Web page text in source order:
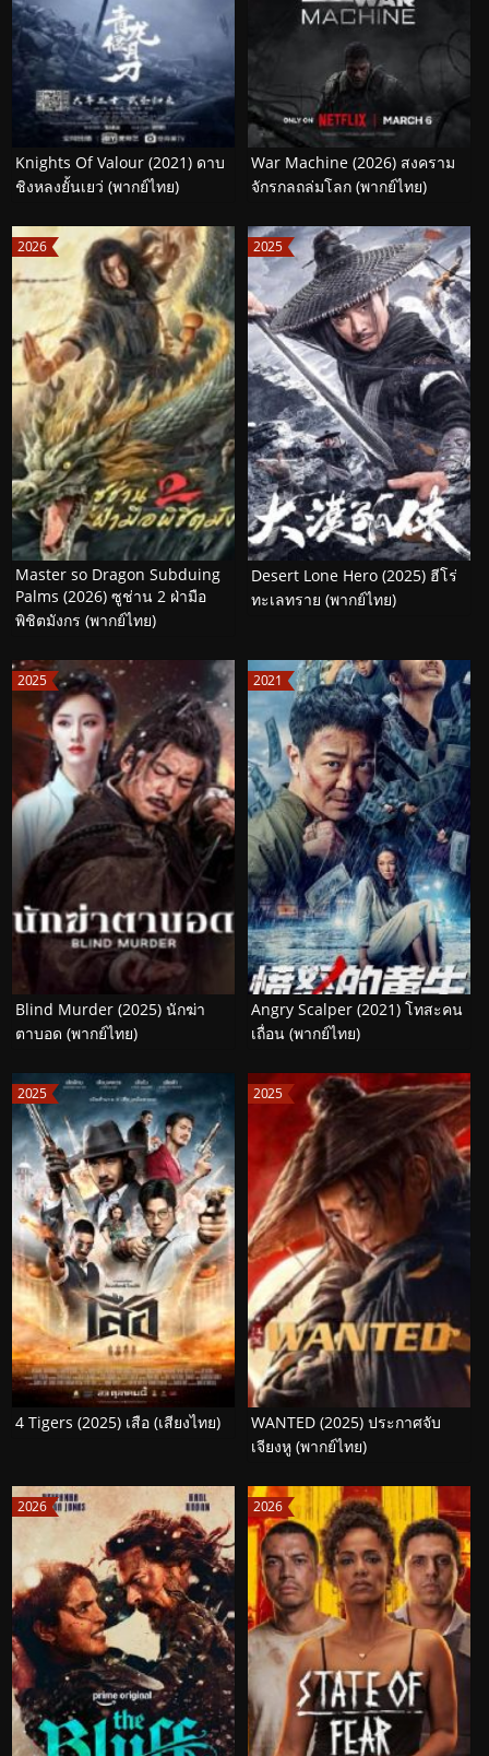
Knights Of Valour (2021) ดาบ
ชิงหลงยั้นเยว่ (พากย์ไทย)
War Machine (2026) สงคราม
จักรกลถล่มโลก (พากย์ไทย)
2026
Master so Dragon Subduing
Palms (2026) ซูช่าน 2 ฝ่ามือ
พิชิตมังกร (พากย์ไทย)
2025
Desert Lone Hero (2025) ฮีโร่
ทะเลทราย (พากย์ไทย)
2025
Blind Murder (2025) นักฆ่า
ตาบอด (พากย์ไทย)
2021
Angry Scalper (2021) โทสะคน
เถื่อน (พากย์ไทย)
2025
4 Tigers (2025) เสือ (เสียงไทย)
2025
WANTED (2025) ประกาศจับ
เจียงหู (พากย์ไทย)
2026 2026